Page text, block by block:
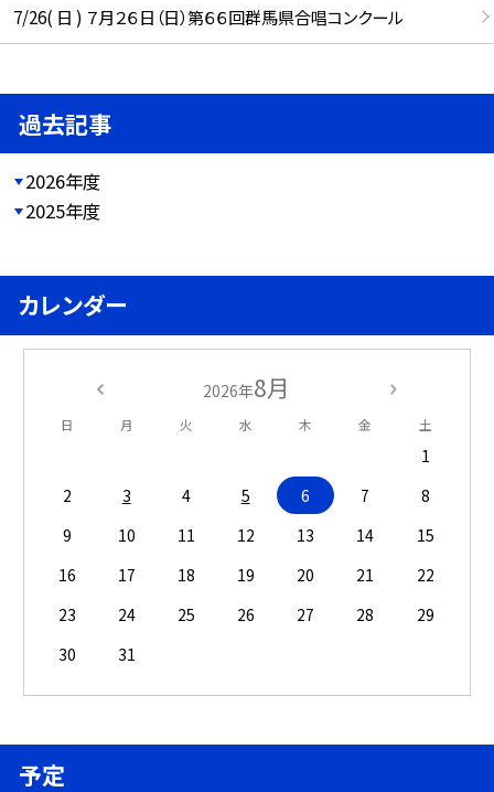
7/26( 日 ) ７月２６日（日）第６６回群馬県合唱コンクール
過去記事
2026年度
2025年度
カレンダー
2026年8月
日 月 火 水 木 金 土
1
2
3 4 5 6 7
8
9
10 11 12 13 14
15
16
17 18 19 20 21
22
23
24 25 26 27 28
29
30
31
予定